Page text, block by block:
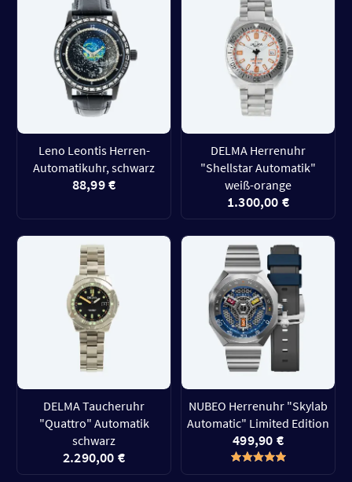
Leno Leontis Herren-
Automatikuhr, schwarz
88,99 €
DELMA Herrenuhr
"Shellstar Automatik"
weiß-orange
1.300,00 €
DELMA Taucheruhr
"Quattro" Automatik
schwarz
2.290,00 €
NUBEO Herrenuhr "Skylab
Automatic" Limited Edition
499,90 €